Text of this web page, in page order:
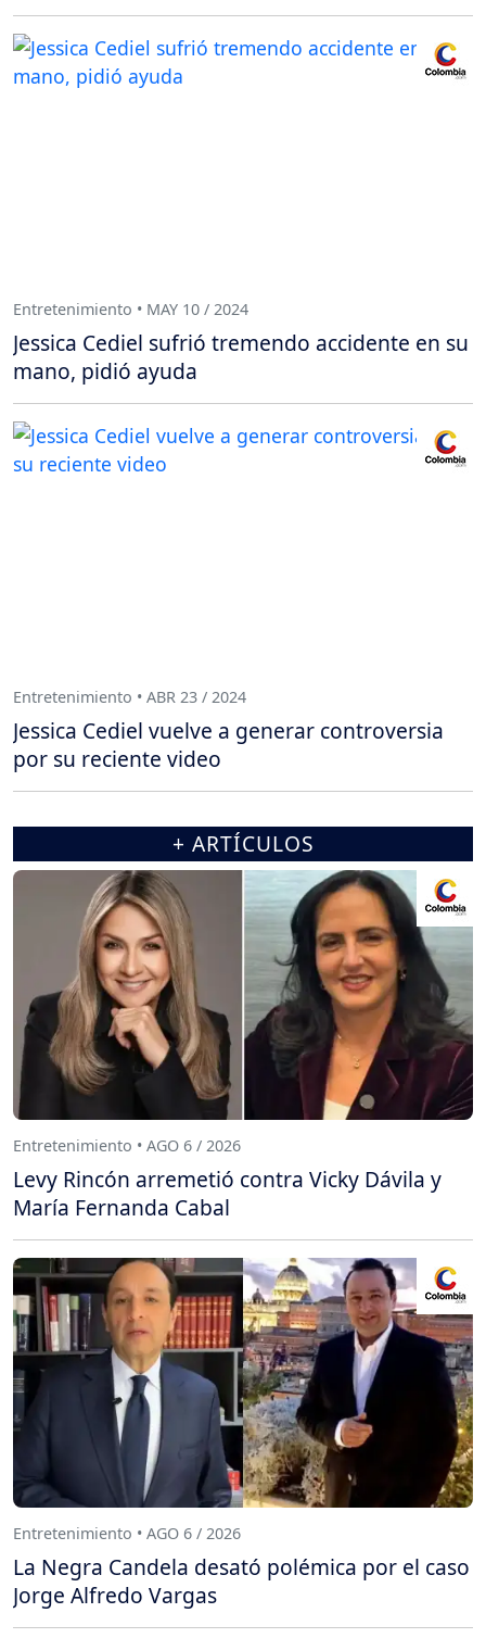
Entretenimiento • MAY 10 / 2024
Jessica Cediel sufrió tremendo accidente en su
mano, pidió ayuda
Entretenimiento • ABR 23 / 2024
Jessica Cediel vuelve a generar controversia
por su reciente video
+ ARTÍCULOS
Entretenimiento • AGO 6 / 2026
Levy Rincón arremetió contra Vicky Dávila y
María Fernanda Cabal
Entretenimiento • AGO 6 / 2026
La Negra Candela desató polémica por el caso
Jorge Alfredo Vargas